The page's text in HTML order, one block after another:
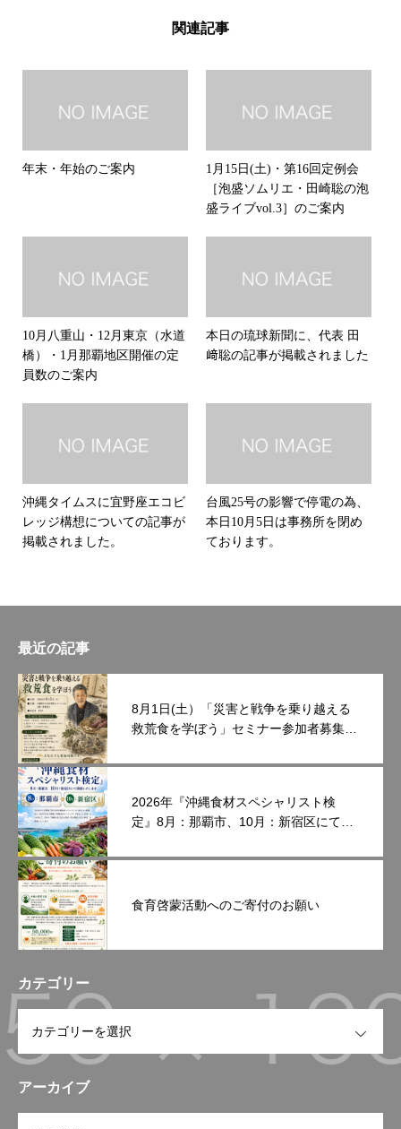
関連記事
年末・年始のご案内
1月15日(土)・第16回定例会
［泡盛ソムリエ・田崎聡の泡
盛ライブvol.3］のご案内
10月八重山・12月東京（水道
橋）・1月那覇地区開催の定
員数のご案内
本日の琉球新聞に、代表 田
﨑聡の記事が掲載されました
沖縄タイムスに宜野座エコビ
レッジ構想についての記事が
掲載されました。
台風25号の影響で停電の為、
本日10月5日は事務所を閉め
ております。
最近の記事
8月1日(土）「災害と戦争を乗り越える
救荒食を学ぼう」セミナー参加者募集中
2026年『沖縄食材スペシャリスト検
定』8月：那覇市、10月：新宿区にて開
食育啓蒙活動へのご寄付のお願い
カテゴリー
アーカイブ